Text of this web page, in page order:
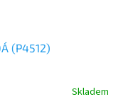
(P4512)
Skladem